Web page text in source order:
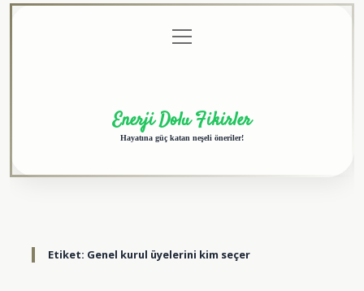
menüyü
aç
Enerji Dolu Fikirler
Hayatına güç katan neşeli öneriler!
Etiket: Genel kurul üyelerini kim seçer